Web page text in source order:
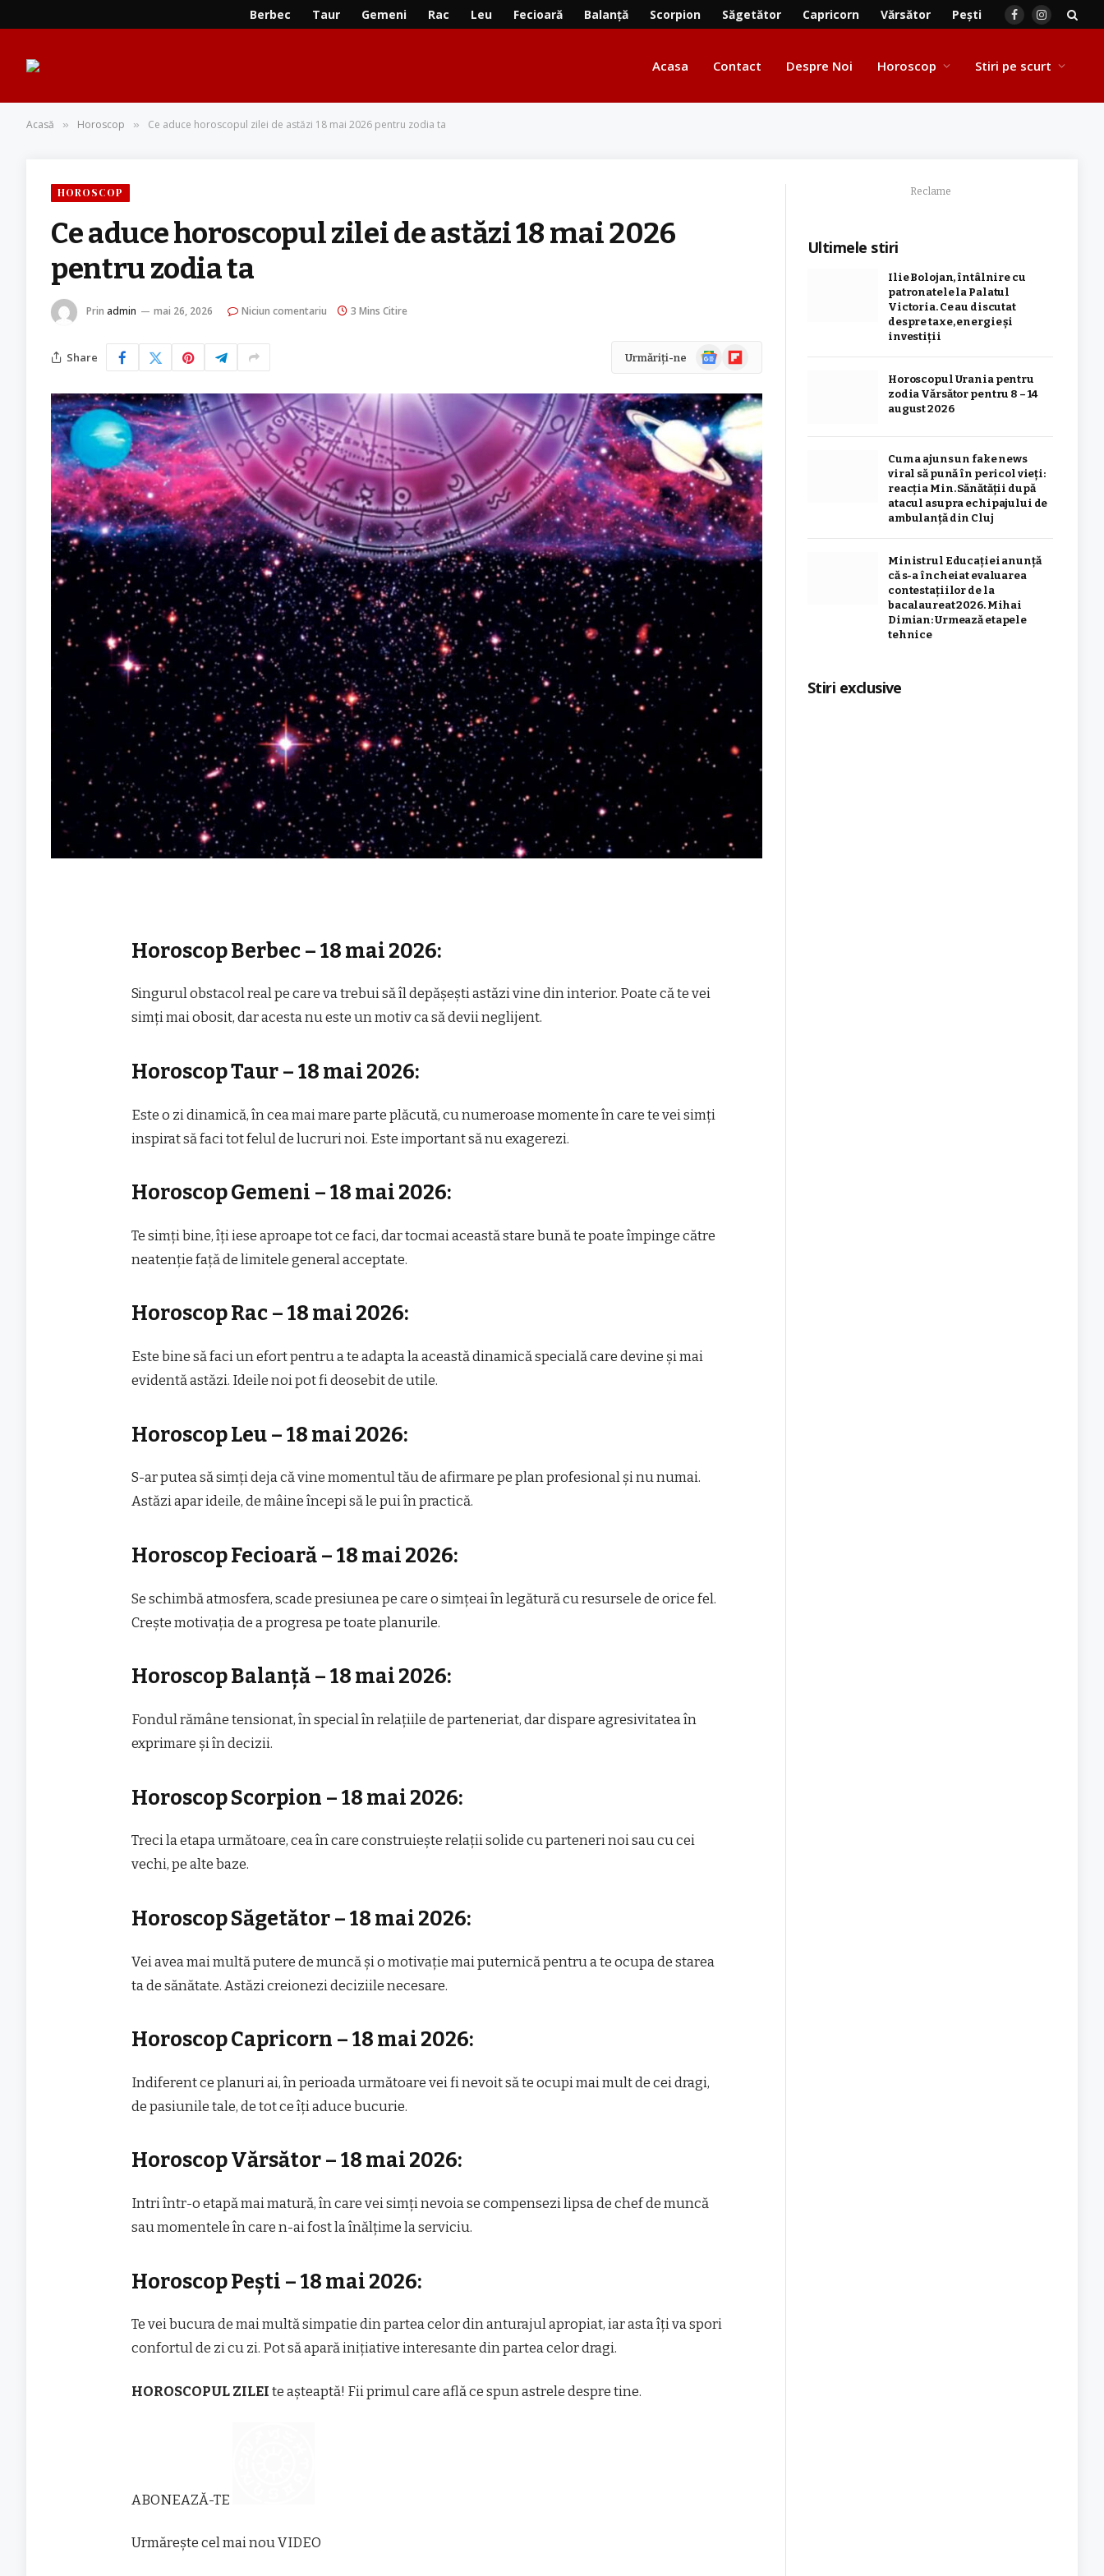
Berbec Taur Gemeni Rac Leu Fecioară Balanță Scorpion Săgetător Capricorn Vărsător Pești FacebookInstagram
Acasa Contact Despre Noi Horoscop Stiri pe scurt
Acasă » Horoscop » Ce aduce horoscopul zilei de astăzi 18 mai 2026 pentru zodia ta
HOROSCOP
Ce aduce horoscopul zilei de astăzi 18 mai 2026
pentru zodia ta
Prin admin mai 26, 2026 Niciun comentariu 3 Mins Citire
Share Urmăriți-ne
Știri
Google
Flipboard
Horoscop Berbec – 18 mai 2026:
Singurul obstacol real pe care va trebui să îl depășești astăzi vine din interior. Poate că te vei
simți mai obosit, dar acesta nu este un motiv ca să devii neglijent.
Horoscop Taur – 18 mai 2026:
Este o zi dinamică, în cea mai mare parte plăcută, cu numeroase momente în care te vei simți
inspirat să faci tot felul de lucruri noi. Este important să nu exagerezi.
Horoscop Gemeni – 18 mai 2026:
Te simți bine, îți iese aproape tot ce faci, dar tocmai această stare bună te poate împinge către
neatenție față de limitele general acceptate.
Horoscop Rac – 18 mai 2026:
Este bine să faci un efort pentru a te adapta la această dinamică specială care devine și mai
evidentă astăzi. Ideile noi pot fi deosebit de utile.
Horoscop Leu – 18 mai 2026:
S-ar putea să simți deja că vine momentul tău de afirmare pe plan profesional și nu numai.
Astăzi apar ideile, de mâine începi să le pui în practică.
Horoscop Fecioară – 18 mai 2026:
Se schimbă atmosfera, scade presiunea pe care o simțeai în legătură cu resursele de orice fel.
Crește motivația de a progresa pe toate planurile.
Horoscop Balanță – 18 mai 2026:
Fondul rămâne tensionat, în special în relațiile de parteneriat, dar dispare agresivitatea în
exprimare și în decizii.
Horoscop Scorpion – 18 mai 2026:
Treci la etapa următoare, cea în care construiește relații solide cu parteneri noi sau cu cei
vechi, pe alte baze.
Horoscop Săgetător – 18 mai 2026:
Vei avea mai multă putere de muncă și o motivație mai puternică pentru a te ocupa de starea
ta de sănătate. Astăzi creionezi deciziile necesare.
Horoscop Capricorn – 18 mai 2026:
Indiferent ce planuri ai, în perioada următoare vei fi nevoit să te ocupi mai mult de cei dragi,
de pasiunile tale, de tot ce îți aduce bucurie.
Horoscop Vărsător – 18 mai 2026:
Intri într-o etapă mai matură, în care vei simți nevoia se compensezi lipsa de chef de muncă
sau momentele în care n-ai fost la înălțime la serviciu.
Horoscop Pești – 18 mai 2026:
Te vei bucura de mai multă simpatie din partea celor din anturajul apropiat, iar asta îți va spori
confortul de zi cu zi. Pot să apară inițiative interesante din partea celor dragi.
HOROSCOPUL ZILEI te așteaptă! Fii primul care află ce spun astrele despre tine.
ABONEAZĂ-TE
Urmărește cel mai nou VIDEO
Reclame
Ultimele stiri
Ilie Bolojan, întâlnire cu
patronatele la Palatul
Victoria. Ce au discutat
despre taxe, energie și
investiții
Horoscopul Urania pentru
zodia Vărsător pentru 8 – 14
august 2026
Cum a ajuns un fake news
viral să pună în pericol vieți:
reacția Min. Sănătății după
atacul asupra echipajului de
ambulanță din Cluj
Ministrul Educației anunță
că s-a încheiat evaluarea
contestațiilor de la
bacalaureat 2026. Mihai
Dimian: Urmează etapele
tehnice
Stiri exclusive